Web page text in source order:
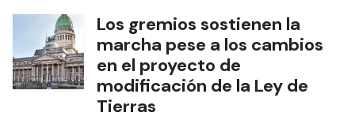
Los gremios sostienen la
marcha pese a los cambios
en el proyecto de
modificación de la Ley de
Tierras